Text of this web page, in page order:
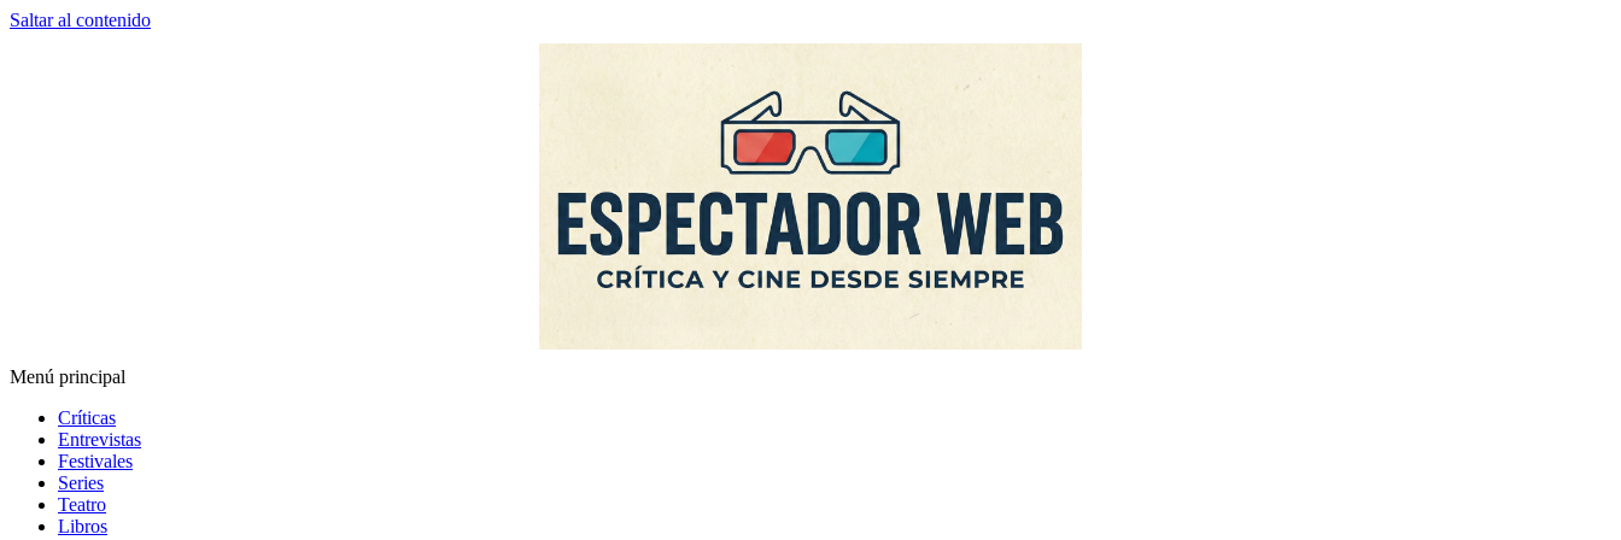
Saltar al contenido
Espectador Web
Menú principal
Críticas
Entrevistas
Festivales
Series
Teatro
Libros